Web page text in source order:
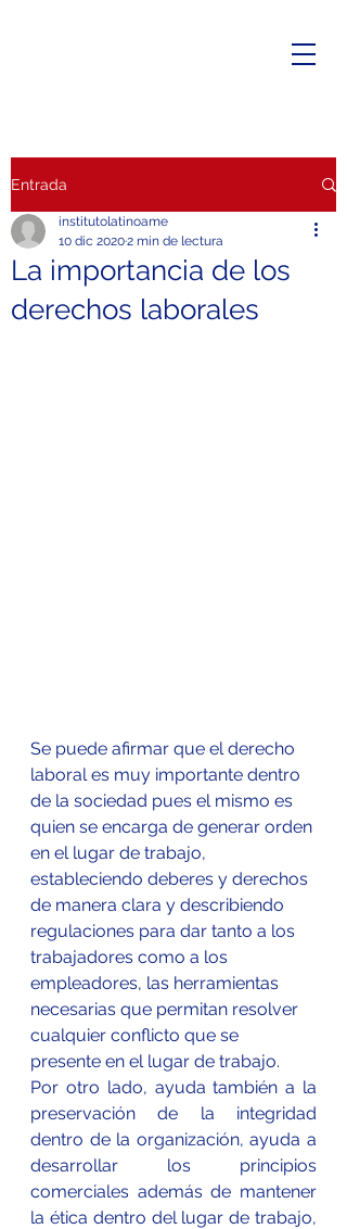
Entrada
La importancia de los
derechos laborales
institutolatinoame
10 dic 20202 min de lectura
Se puede afirmar que el derecho
laboral es muy importante dentro
de la sociedad pues el mismo es
quien se encarga de generar orden
en el lugar de trabajo,
estableciendo deberes y derechos
de manera clara y describiendo
regulaciones para dar tanto a los
trabajadores como a los
empleadores, las herramientas
necesarias que permitan resolver
cualquier conflicto que se
presente en el lugar de trabajo.
Por otro lado, ayuda también a la
preservación de la integridad
dentro de la organización, ayuda a
desarrollar los principios
comerciales además de mantener
la ética dentro del lugar de trabajo,